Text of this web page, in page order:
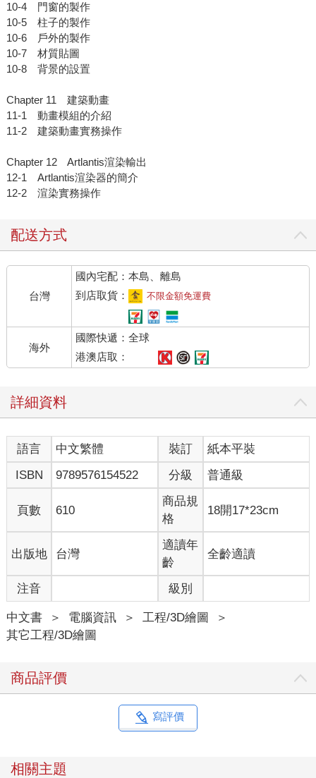
10-4 門窗的製作
10-5 柱子的製作
10-6 戶外的製作
10-7 材質貼圖
10-8 背景的設置
Chapter 11 建築動畫
11-1 動畫模組的介紹
11-2 建築動畫實務操作
Chapter 12 Artlantis渲染輸出
12-1 Artlantis渲染器的簡介
12-2 渲染實務操作
配送方式
台灣
國內宅配：本島、離島
到店取貨：
不限金額免運費
海外
國際快遞：全球
港澳店取：
詳細資料
語言 中文繁體 裝訂
紙本平裝
ISBN
9789576154522 分級 普通級
頁數 610
商品規
格
18開17*23cm
出版地 台灣
適讀年
齡
全齡適讀
注音 級別
中文書 ＞ 電腦資訊 ＞ 工程/3D繪圖
＞
其它工程/3D繪圖
商品評價
寫評價
相關主題